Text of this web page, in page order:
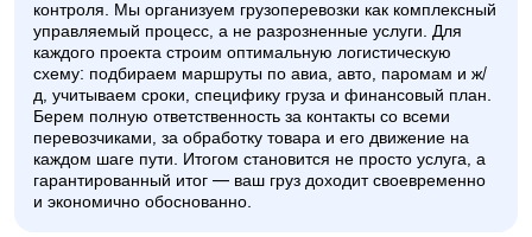
контроля. Мы организуем грузоперевозки как комплексный
управляемый процесс, а не разрозненные услуги. Для
каждого проекта строим оптимальную логистическую
схему: подбираем маршруты по авиа, авто, паромам и ж/
д, учитываем сроки, специфику груза и финансовый план.
Берем полную ответственность за контакты со всеми
перевозчиками, за обработку товара и его движение на
каждом шаге пути. Итогом становится не просто услуга, а
гарантированный итог — ваш груз доходит своевременно
и экономично обоснованно.